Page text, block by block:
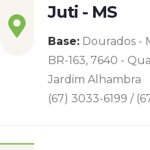
Juti - MS
Base: Dourados -
BR-163, 7640 -
Jardim Alhambra
(67) 3033-6199 /